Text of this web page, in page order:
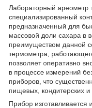
Лабораторный ареометр
специализированный
предназначенный для
массовой доли сахара в
преимуществом данной
термометра,
позволяет оперативно
в процессе измерений
приборов, что
пищевых, кондитерских и
Прибор изготавливается